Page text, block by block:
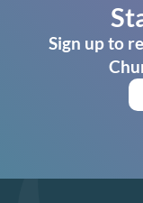
Sign up to